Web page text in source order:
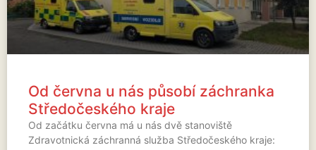
Od června u nás působí záchranka
Středočeského kraje
Od začátku června má u nás dvě stanoviště
Zdravotnická záchranná služba Středočeského kraje: